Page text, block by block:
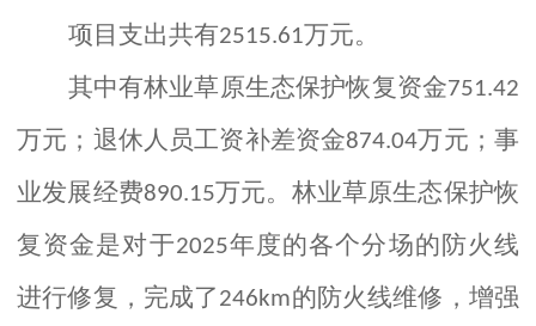
项目支出共有2515.61万元。
其中有林业草原生态保护恢复资金751.42
万元； 退休人员工资补差资金874.04万元； 事
业发展经费890.15万元。 林业草原生态保护恢
复资金是对于2025年度的各个分场的防火线
进行修复，完成了246km的防火线维修，增强